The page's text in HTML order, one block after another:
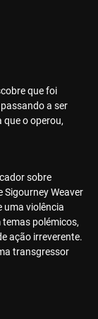
que foi
a ser
que o operou,
sobre
Sigourney Weaver
uma violência
temas polémicos,
ação irreverente.
transgressor